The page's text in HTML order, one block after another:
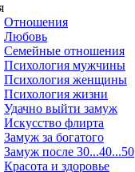
Отношения
Любовь
Семейные отношения
Психология мужчины
Психология женщины
Психология жизни
Удачно выйти замуж
Искусство флирта
Замуж за богатого
Замуж после 30...40...50
Красота и здоровье